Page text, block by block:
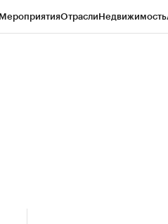
МероприятияОтраслиНедвижимость